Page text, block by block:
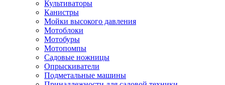
Культиваторы
Канистры
Мойки высокого давления
Мотоблоки
Мотобуры
Мотопомпы
Садовые ножницы
Опрыскиватели
Подметальные машины